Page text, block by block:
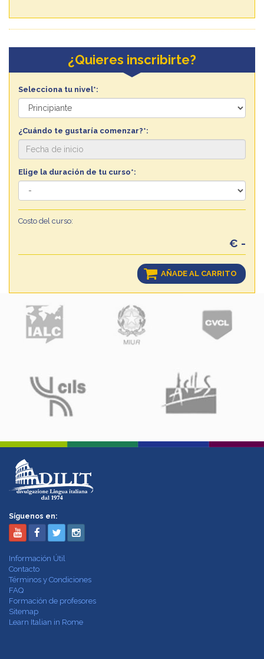
¿Quieres inscribirte?
Selecciona tu nivel*:
¿Cuándo te gustaría comenzar?*:
Elige la duración de tu curso*:
Costo del curso:
€ -
AÑADE AL CARRITO
Síguenos en:
Información Útil
Contacto
Términos y Condiciones
FAQ
Formación de profesores
Sitemap
Learn Italian in Rome